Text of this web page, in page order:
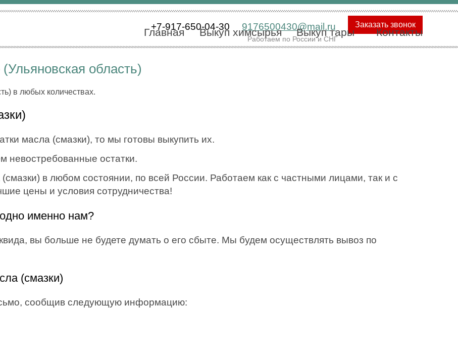
+7-917-650-04-30 9176500430@mail.ru
Работаем по России и СНГ
Заказать звонок
Главная Выкуп химсырья Выкуп тары Контакты
область)
в любых количествах.
масла (смазки), то мы готовы выкупить их.
невостребованные остатки.
в любом состоянии, по всей России. Работаем как с частными лицами, так и с
цены и условия сотрудничества!
именно нам?
вы больше не будете думать о его сбыте. Мы будем осуществлять вывоз по
(смазки)
сообщив следующую информацию: